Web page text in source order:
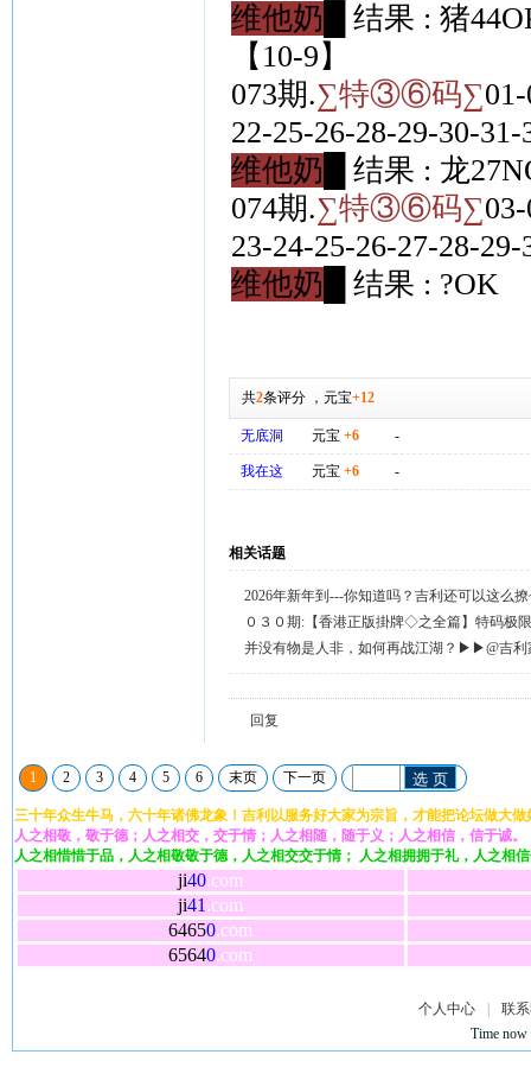
维他奶█
结果 : 猪
【10-9】
073期.∑特③⑥码∑
22-25-26-28-29-30-
维他奶█
结果 : 龙
074期.∑特③⑥码∑
23-24-25-26-27-28-
维他奶█
结果 : ?OK
共2条评分， 元宝+12
无底洞 元宝 +6 -
我在这 元宝 +6 -
相关话题
2026年新年到---你知道吗？吉利还可以这么
天天送58元宝，只需签到就有。
０３０期:【香港正版掛牌◇之全篇】特码极
整正版◇综合资料】←已更新.
并没有物是人非，如何再战江湖？▶▶@吉利
回复留言◀◀
回复
1 2 3 4 5 6 末页 下一页 选 页
三十年众生牛马，六十年诸佛龙象！吉利以服务好大家为宗旨，才能把论坛做大做
人之相敬，敬于德；人之相交，交于情；人之相随，随于义；人之相信，信于诚。
人之相惜惜于品，人之相敬敬于德，人之相交交于情； 人之相拥拥于礼，人之相
ji40.com
ji41 .com
64650.com
65640.com
个人中心
联
Time now